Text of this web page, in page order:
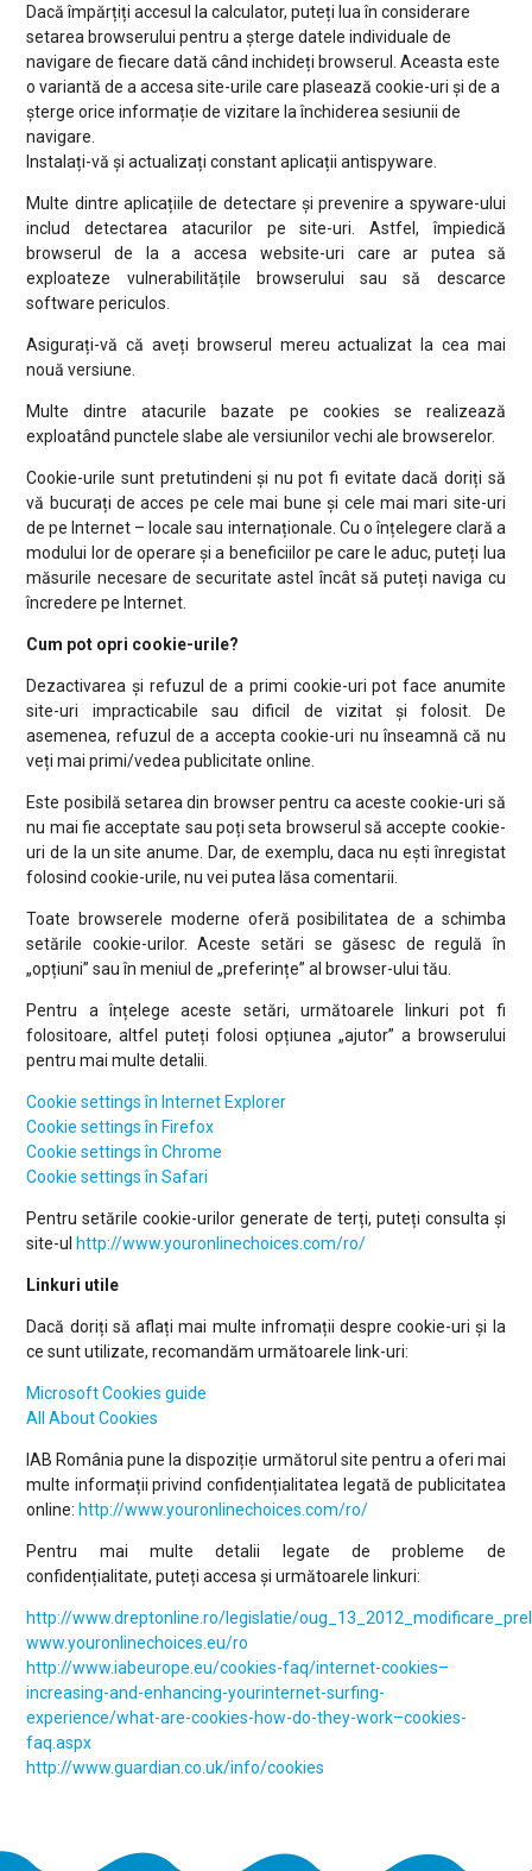
Dacă împărțiți accesul la calculator, puteți lua în considerare
setarea browserului pentru a șterge datele individuale de
navigare de fiecare dată când inchideți browserul. Aceasta este
o variantă de a accesa site-urile care plasează cookie-uri și de a
șterge orice informație de vizitare la închiderea sesiunii de
navigare.
Instalați-vă și actualizați constant aplicații antispyware.
Multe dintre aplicațiile de detectare și prevenire a spyware-ului
includ detectarea atacurilor pe site-uri. Astfel, împiedică
browserul de la a accesa website-uri care ar putea să
exploateze vulnerabilitățile browserului sau să descarce
software periculos.
Asigurați-vă că aveți browserul mereu actualizat la cea mai
nouă versiune.
Multe dintre atacurile bazate pe cookies se realizează
exploatând punctele slabe ale versiunilor vechi ale browserelor.
Cookie-urile sunt pretutindeni și nu pot fi evitate dacă doriți să
vă bucurați de acces pe cele mai bune și cele mai mari site-uri
de pe Internet – locale sau internaționale. Cu o înțelegere clară a
modului lor de operare și a beneficiilor pe care le aduc, puteți lua
măsurile necesare de securitate astel încât să puteți naviga cu
încredere pe Internet.
Cum pot opri cookie-urile?
Dezactivarea și refuzul de a primi cookie-uri pot face anumite
site-uri impracticabile sau dificil de vizitat și folosit. De
asemenea, refuzul de a accepta cookie-uri nu înseamnă că nu
veți mai primi/vedea publicitate online.
Este posibilă setarea din browser pentru ca aceste cookie-uri să
nu mai fie acceptate sau poți seta browserul să accepte cookie-
uri de la un site anume. Dar, de exemplu, daca nu ești înregistat
folosind cookie-urile, nu vei putea lăsa comentarii.
Toate browserele moderne oferă posibilitatea de a schimba
setările cookie-urilor. Aceste setări se găsesc de regulă în
„opțiuni” sau în meniul de „preferințe” al browser-ului tău.
Pentru a înțelege aceste setări, următoarele linkuri pot fi
folositoare, altfel puteți folosi opțiunea „ajutor” a browserului
pentru mai multe detalii.
Cookie settings în Internet Explorer
Cookie settings în Firefox
Cookie settings în Chrome
Cookie settings în Safari
Pentru setările cookie-urilor generate de terți, puteți consulta și
site-ul http://www.youronlinechoices.com/ro/
Linkuri utile
Dacă doriți să aflați mai multe infromații despre cookie-uri și la
ce sunt utilizate, recomandăm următoarele link-uri:
Microsoft Cookies guide
All About Cookies
IAB România pune la dispoziție următorul site pentru a oferi mai
multe informații privind confidențialitatea legată de publicitatea
online: http://www.youronlinechoices.com/ro/
Pentru mai multe detalii legate de probleme de
confidențialitate, puteți accesa și următoarele linkuri:
http://www.dreptonline.ro/legislatie/
www.youronlinechoices.eu/ro
http://www.iabeurope.eu/cookies-faq/internet-cookies–
increasing-and-enhancing-yourinternet-surfing-
experience/what-are-cookies-how-do-they-work–cookies-
faq.aspx
http://www.guardian.co.uk/info/cookies